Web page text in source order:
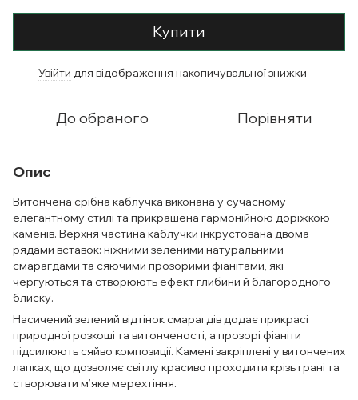
Купити
Увійти для відображення накопичувальної знижки
До обраного Порівняти
Опис
Витончена срібна каблучка виконана у сучасному
елегантному стилі та прикрашена гармонійною доріжкою
каменів. Верхня частина каблучки інкрустована двома
рядами вставок: ніжними зеленими натуральними
смарагдами та сяючими прозорими фіанітами, які
чергуються та створюють ефект глибини й благородного
блиску.
Насичений зелений відтінок смарагдів додає прикрасі
природної розкоші та витонченості, а прозорі фіаніти
підсилюють сяйво композиції. Камені закріплені у витончених
лапках, що дозволяє світлу красиво проходити крізь грані та
створювати м’яке мерехтіння.